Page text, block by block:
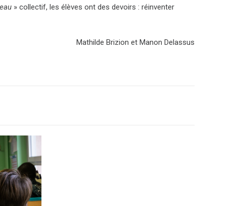
» collectif, les élèves ont des devoirs : réinventer
Mathilde Brizion et Manon Delassus